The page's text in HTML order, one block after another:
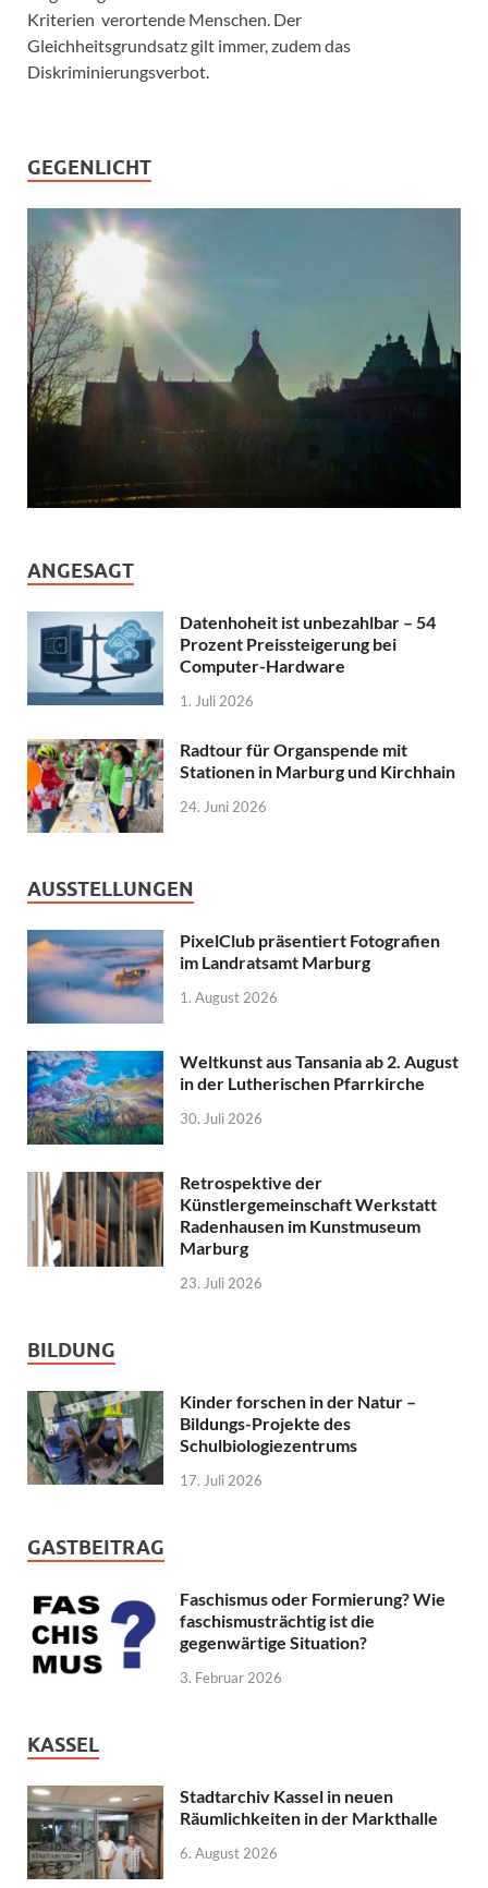
Kriterien verortende Menschen. Der
Gleichheitsgrundsatz gilt immer, zudem das
Diskriminierungsverbot.
GEGENLICHT
ANGESAGT
Datenhoheit ist unbezahlbar – 54
Prozent Preissteigerung bei
Computer-Hardware
1. Juli 2026
Radtour für Organspende mit
Stationen in Marburg und Kirchhain
24. Juni 2026
AUSSTELLUNGEN
PixelClub präsentiert Fotografien
im Landratsamt Marburg
1. August 2026
Weltkunst aus Tansania ab 2. August
in der Lutherischen Pfarrkirche
30. Juli 2026
Retrospektive der
Künstlergemeinschaft Werkstatt
Radenhausen im Kunstmuseum
Marburg
23. Juli 2026
BILDUNG
Kinder forschen in der Natur –
Bildungs-Projekte des
Schulbiologiezentrums
17. Juli 2026
GASTBEITRAG
Faschismus oder Formierung? Wie
faschismusträchtig ist die
gegenwärtige Situation?
3. Februar 2026
KASSEL
Stadtarchiv Kassel in neuen
Räumlichkeiten in der Markthalle
6. August 2026